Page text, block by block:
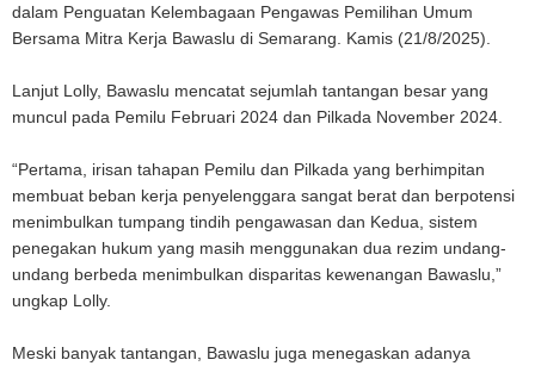
dalam Penguatan Kelembagaan Pengawas Pemilihan Umum
Bersama Mitra Kerja Bawaslu di Semarang. Kamis (21/8/2025).
Lanjut Lolly, Bawaslu mencatat sejumlah tantangan besar yang
muncul pada Pemilu Februari 2024 dan Pilkada November 2024.
“Pertama, irisan tahapan Pemilu dan Pilkada yang berhimpitan
membuat beban kerja penyelenggara sangat berat dan berpotensi
menimbulkan tumpang tindih pengawasan dan Kedua, sistem
penegakan hukum yang masih menggunakan dua rezim undang-
undang berbeda menimbulkan disparitas kewenangan Bawaslu,”
ungkap Lolly.
Meski banyak tantangan, Bawaslu juga menegaskan adanya